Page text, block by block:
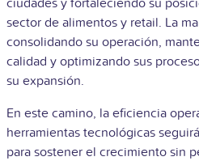
sector de alimentos y retail. La
consolidando su operación,
calidad y optimizando sus
su expansión.
En este camino, la eficiencia
herramientas tecnológicas
para sostener el crecimiento sin